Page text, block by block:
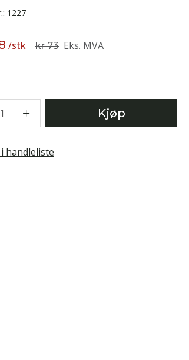
1227-
/stk kr 73 Eks. MVA
1 Kjøp
handleliste